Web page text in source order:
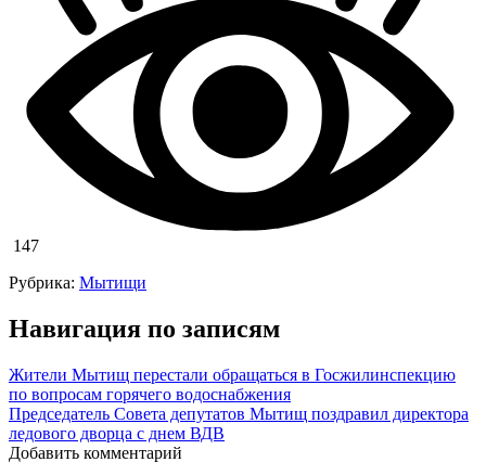
147
Рубрика: Мытищи
Навигация по записям
Жители Мытищ перестали обращаться в Госжилинспекцию
по вопросам горячего водоснабжения
Председатель Совета депутатов Мытищ поздравил директора
ледового дворца с днем ВДВ
Добавить комментарий